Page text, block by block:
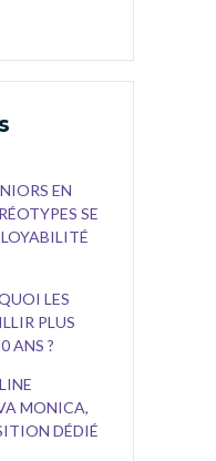
EN
SE
LES
PLUS
ANS ?
MONICA,
DÉDIÉ